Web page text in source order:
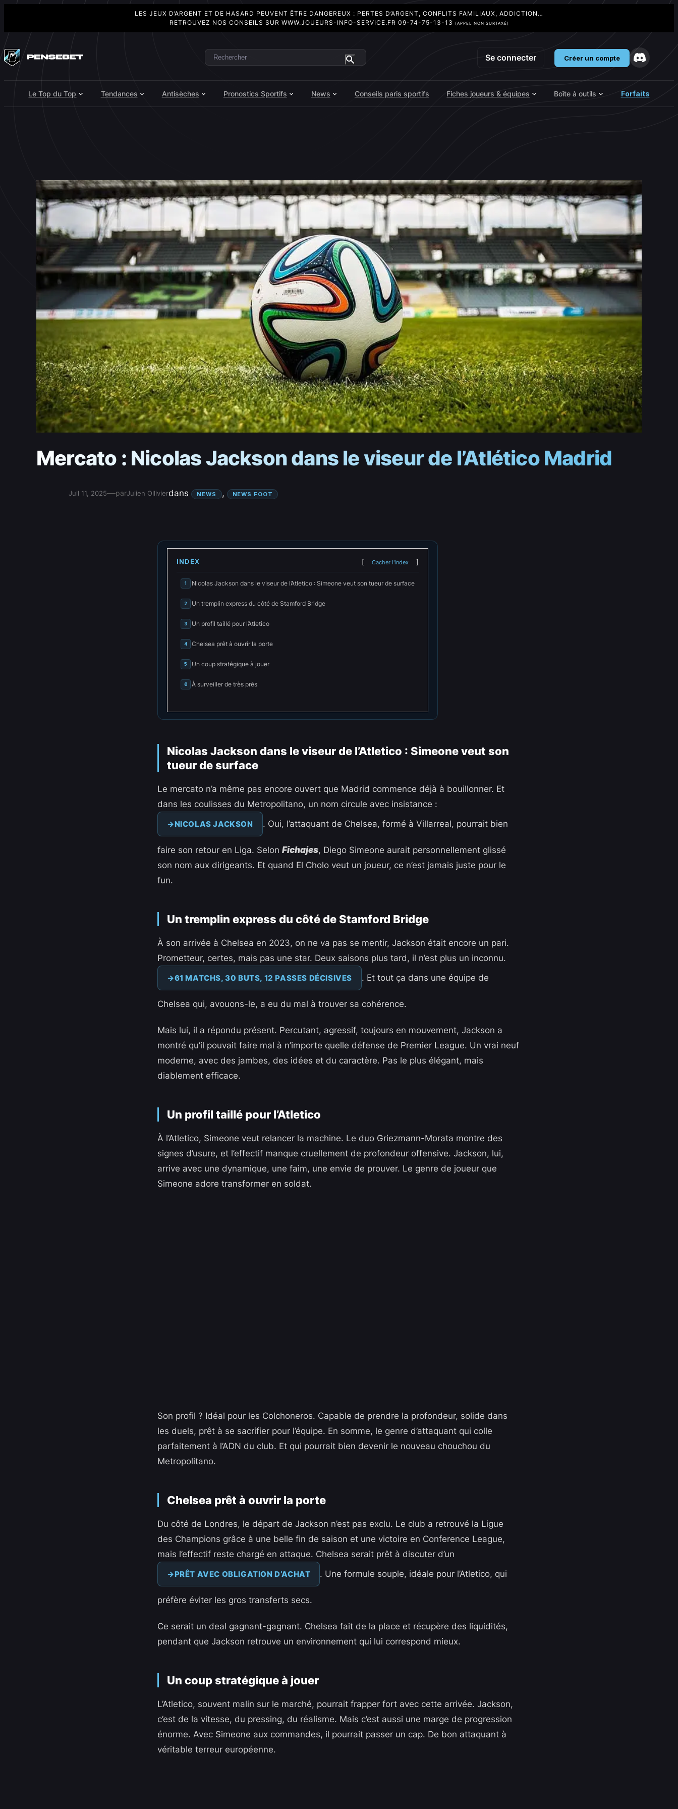
LES JEUX D’ARGENT ET DE HASARD PEUVENT ÊTRE DANGEREUX : PERTES D’ARGENT, CONFLITS FAMILIAUX, ADDICTION…
RETROUVEZ NOS CONSEILS SUR WWW.JOUEURS-INFO-SERVICE.FR 09-74-75-13-13 (APPEL NON SURTAXÉ)
au
contenu
Rechercher Se connecter Créer un compte
Le Top du Top Tendances Antisèches Pronostics Sportifs News Conseils paris sportifs Fiches joueurs & équipes Boîte à outils Forfaits
Mercato : Nicolas Jackson dans le viseur de l’Atlético Madrid
Juil 11, 2025—parJulien Ollivierdans NEWS , NEWS FOOT
INDEX Cacher l'index
1 Nicolas Jackson dans le viseur de l’Atletico : Simeone veut son tueur de surface
2 Un tremplin express du côté de Stamford Bridge
3 Un profil taillé pour l’Atletico
4 Chelsea prêt à ouvrir la porte
5 Un coup stratégique à jouer
6 À surveiller de très près
Nicolas Jackson dans le viseur de l’Atletico : Simeone veut son
tueur de surface
Le mercato n’a même pas encore ouvert que Madrid commence déjà à bouillonner. Et
dans les coulisses du Metropolitano, un nom circule avec insistance :
NICOLAS JACKSON . Oui, l’attaquant de Chelsea, formé à Villarreal, pourrait bien
faire son retour en Liga. Selon Fichajes, Diego Simeone aurait personnellement glissé
son nom aux dirigeants. Et quand El Cholo veut un joueur, ce n’est jamais juste pour le
fun.
Un tremplin express du côté de Stamford Bridge
À son arrivée à Chelsea en 2023, on ne va pas se mentir, Jackson était encore un pari.
Prometteur, certes, mais pas une star. Deux saisons plus tard, il n’est plus un inconnu.
61 MATCHS, 30 BUTS, 12 PASSES DÉCISIVES . Et tout ça dans une équipe de
Chelsea qui, avouons-le, a eu du mal à trouver sa cohérence.
Mais lui, il a répondu présent. Percutant, agressif, toujours en mouvement, Jackson a
montré qu’il pouvait faire mal à n’importe quelle défense de Premier League. Un vrai neuf
moderne, avec des jambes, des idées et du caractère. Pas le plus élégant, mais
diablement efficace.
Un profil taillé pour l’Atletico
À l’Atletico, Simeone veut relancer la machine. Le duo Griezmann-Morata montre des
signes d’usure, et l’effectif manque cruellement de profondeur offensive. Jackson, lui,
arrive avec une dynamique, une faim, une envie de prouver. Le genre de joueur que
Simeone adore transformer en soldat.
Son profil ? Idéal pour les Colchoneros. Capable de prendre la profondeur, solide dans
les duels, prêt à se sacrifier pour l’équipe. En somme, le genre d’attaquant qui colle
parfaitement à l’ADN du club. Et qui pourrait bien devenir le nouveau chouchou du
Metropolitano.
Chelsea prêt à ouvrir la porte
Du côté de Londres, le départ de Jackson n’est pas exclu. Le club a retrouvé la Ligue
des Champions grâce à une belle fin de saison et une victoire en Conference League,
mais l’effectif reste chargé en attaque. Chelsea serait prêt à discuter d’un
PRÊT AVEC OBLIGATION D’ACHAT . Une formule souple, idéale pour l’Atletico, qui
préfère éviter les gros transferts secs.
Ce serait un deal gagnant-gagnant. Chelsea fait de la place et récupère des liquidités,
pendant que Jackson retrouve un environnement qui lui correspond mieux.
Un coup stratégique à jouer
L’Atletico, souvent malin sur le marché, pourrait frapper fort avec cette arrivée. Jackson,
c’est de la vitesse, du pressing, du réalisme. Mais c’est aussi une marge de progression
énorme. Avec Simeone aux commandes, il pourrait passer un cap. De bon attaquant à
véritable terreur européenne.